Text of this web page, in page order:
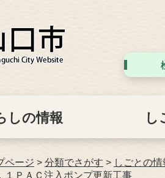
しの情報 し
ページ > 分類でさがす > しごとの情
１ＰＡＣ注入ポンプ更新工事